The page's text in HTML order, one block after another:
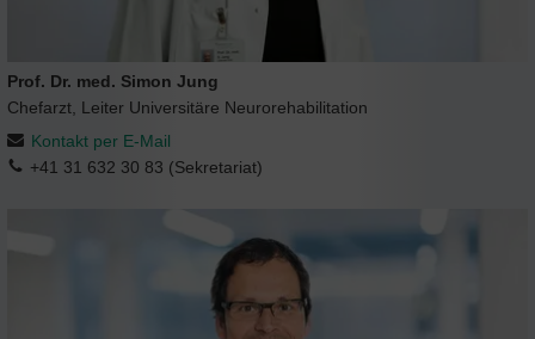
Prof. Dr. med. Simon Jung
Chefarzt, Leiter Universitäre Neurorehabilitation
Kontakt per E-Mail
+41 31 632 30 83 (Sekretariat)